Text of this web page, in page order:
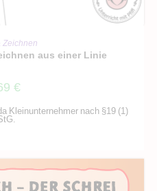
Zeichnen
aus einer Linie
€
Kleinunternehmer nach §19 (1)